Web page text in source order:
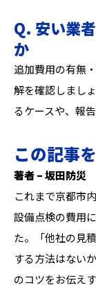
Q. 安い業
か
追加費用の有無
解を確認しまし
るケースや、報
この記事
著者 – 坂田防災
これまで京都市
設備点検の費用
た。「他社の見
する方法はない
のコツをお伝え